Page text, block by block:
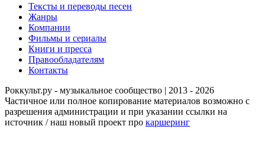
Тексты и переводы песен
Жанры
Компании
Фильмы и сериалы
Книги и пресса
Правообладателям
Контакты
Роккульт.ру - музыкальное сообщество | 2013 - 2026
Частичное или полное копирование материалов возможно с
разрешения администрации и при указании ссылки на
источник / наш новый проект про каршеринг